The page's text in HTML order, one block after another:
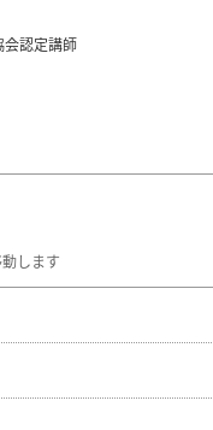
認定講師
る自爪育成と巻き爪ケア、繊